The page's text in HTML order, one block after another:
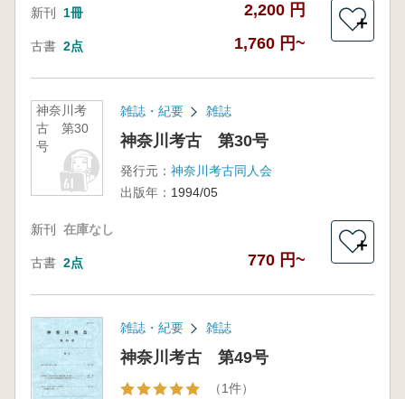
新刊 1冊 2,200 円
古書 2点 1,760 円~
＋
神奈川考
古 第30
号
雑誌・紀要 雑誌
神奈川考古 第30号
発行元： 神奈川考古同人会
出版年： 1994/05
新刊 在庫なし
古書 2点 770 円~
＋
雑誌・紀要 雑誌
神奈川考古 第49号
（1件）